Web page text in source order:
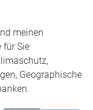
meinen
für Sie
Geographische